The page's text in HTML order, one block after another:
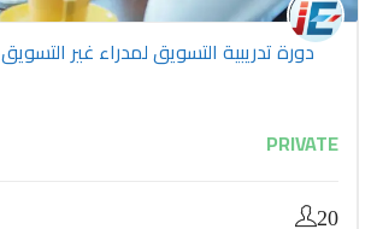
دورة تدريبية التسويق لمدراء غير التسويق
PRIVATE
20